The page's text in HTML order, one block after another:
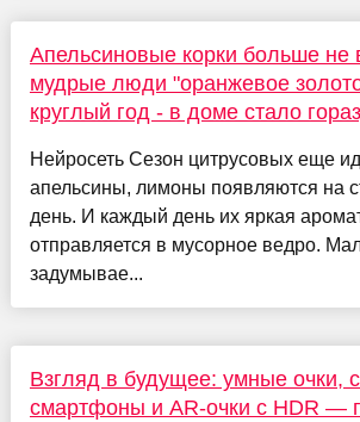
Апельсиновые корки больше
мудрые люди "оранжевое
круглый год - в доме стало
Нейросеть Сезон цитрусовых еще
апельсины, лимоны появляются на
день. И каждый день их яркая
отправляется в мусорное ведро.
задумывае...
Взгляд в будущее: умные очки,
смартфоны и AR-очки с HDR —